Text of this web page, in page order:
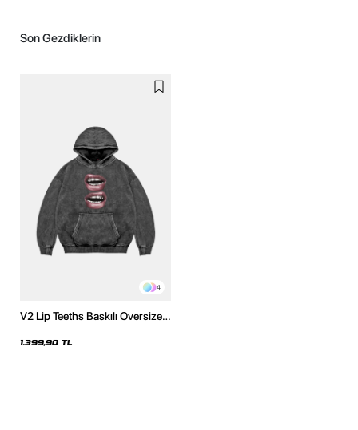
Son Gezdiklerin
4
V2 Lip Teeths Baskılı Oversize
1.399,90 TL